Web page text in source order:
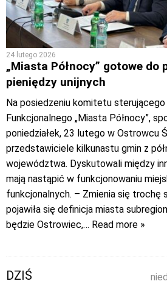
24 lutego 2026
„Miasta Północy” gotowe do
pieniędzy unijnych
Na posiedzeniu komitetu
Funkcjonalnego „Miasta Północy”,
poniedziałek, 23 lutego w Ostrowcu
przedstawiciele kilkunastu gmin z
województwa. Dyskutowali między
mają nastąpić w funkcjonowaniu
funkcjonalnych. – Zmienia się trochę
pojawiła się definicja miasta
będzie Ostrowiec,… Read more »
DZIŚ